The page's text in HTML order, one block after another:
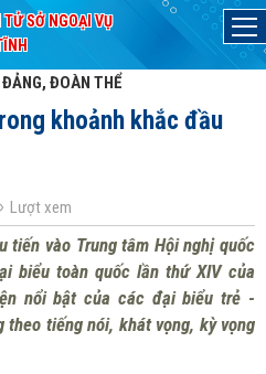
SỞ NGOẠI VỤ
ĐẢNG, ĐOÀN THỂ
khoảnh khắc đầu
Lượt xem
tiến vào Trung tâm Hội nghị quốc
biểu toàn quốc lần thứ XIV của
nổi bật của các đại biểu trẻ -
tiếng nói, khát vọng, kỳ vọng